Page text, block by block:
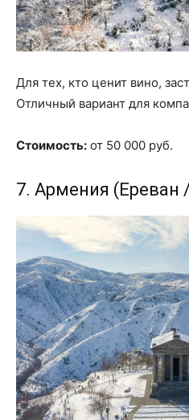
Для тех, кто ценит вино,
Отличный вариант для
Стоимость: от 50 000 руб.
7. Армения (Ереван